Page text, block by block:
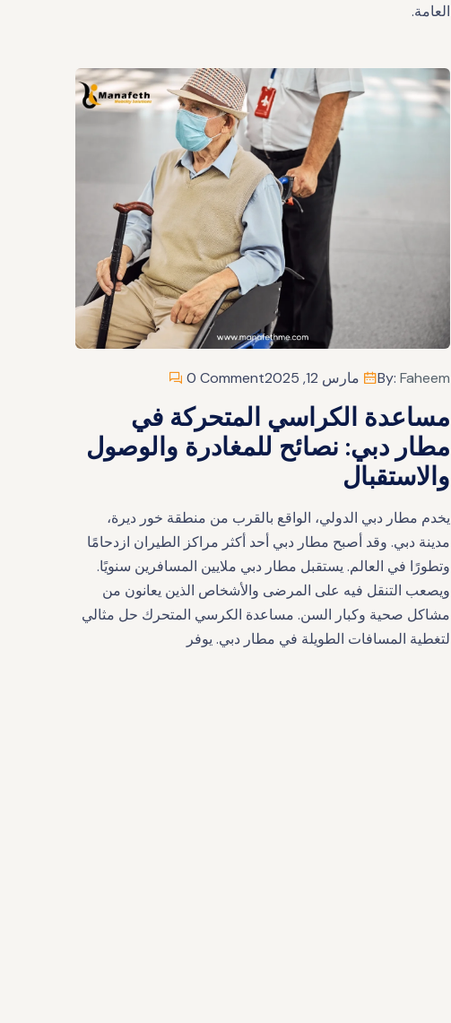
العامة.
By: Faheem مارس 12, 2025 0 Comment
مساعدة الكراسي المتحركة في
مطار دبي: نصائح للمغادرة والوصول
والاستقبال
يخدم مطار دبي الدولي، الواقع بالقرب من منطقة خور ديرة،
مدينة دبي. وقد أصبح مطار دبي أحد أكثر مراكز الطيران ازدحامًا
وتطورًا في العالم. يستقبل مطار دبي ملايين المسافرين سنويًا.
ويصعب التنقل فيه على المرضى والأشخاص الذين يعانون من
مشاكل صحية وكبار السن. مساعدة الكرسي المتحرك حل مثالي
لتغطية المسافات الطويلة في مطار دبي. يوفر